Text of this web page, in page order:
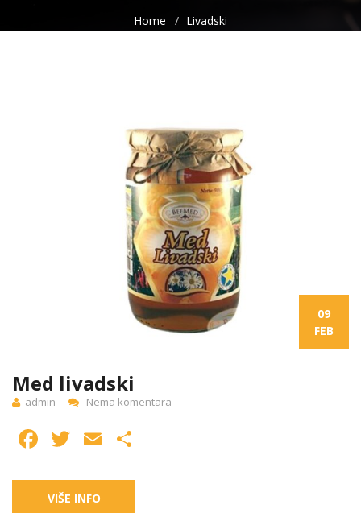
Home Livadski
09
FEB
Med livadski
admin Nema komentara
Facebook
Twitter
Email
VIŠE INFO